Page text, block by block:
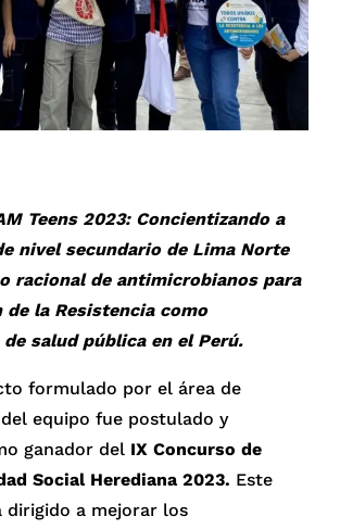
Teens 2023: Concientizando a
nivel secundario de Lima Norte
racional de antimicrobianos para
de la Resistencia como
salud pública en el Perú.
formulado por el área de
equipo fue postulado y
ganador del IX Concurso de
Social Herediana 2023. Este
dirigido a mejorar los